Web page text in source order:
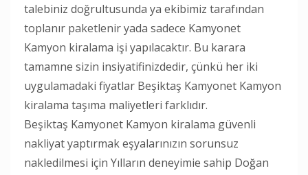
talebiniz doğrultusunda ya ekibimiz tarafından
toplanır paketlenir yada sadece Kamyonet
Kamyon kiralama işi yapılacaktır. Bu karara
tamamne sizin insiyatifinizdedir, çünkü her iki
uygulamadaki fiyatlar Beşiktaş Kamyonet Kamyon
kiralama taşıma maliyetleri farklıdır.
Beşiktaş Kamyonet Kamyon kiralama güvenli
nakliyat yaptırmak eşyalarınızın sorunsuz
nakledilmesi için Yılların deneyimie sahip Doğan